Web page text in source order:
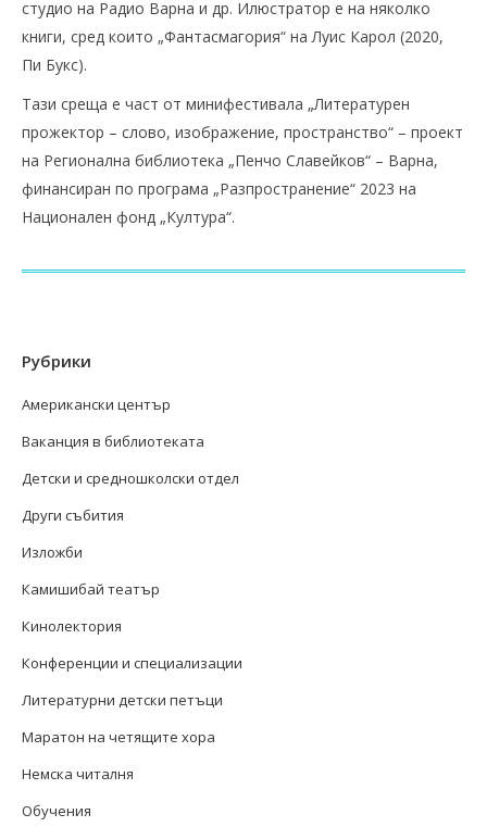
студио на Радио Варна и др. Илюстратор е на няколко
книги, сред които „Фантасмагория“ на Луис Карол (2020,
Пи Букс).
Тази среща е част от минифестивала „Литературен
прожектор – слово, изображение, пространство“ – проект
на Регионална библиотека „Пенчо Славейков“ – Варна,
финансиран по програма „Разпространение“ 2023 на
Национален фонд „Култура“.
Рубрики
Американски център
Ваканция в библиотеката
Детски и средношколски отдел
Други събития
Изложби
Камишибай театър
Кинолектория
Конференции и специализации
Литературни детски петъци
Маратон на четящите хора
Немска читалня
Обучения